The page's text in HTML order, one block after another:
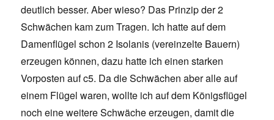
deutlich besser. Aber wieso? Das Prinzip der 2
Schwächen kam zum Tragen. Ich hatte auf dem
Damenflügel schon 2 Isolanis (vereinzelte Bauern)
erzeugen können, dazu hatte ich einen starken
Vorposten auf c5. Da die Schwächen aber alle auf
einem Flügel waren, wollte ich auf dem Königsflügel
noch eine weitere Schwäche erzeugen, damit die